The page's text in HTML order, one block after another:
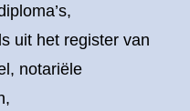
uit het register van
notariële